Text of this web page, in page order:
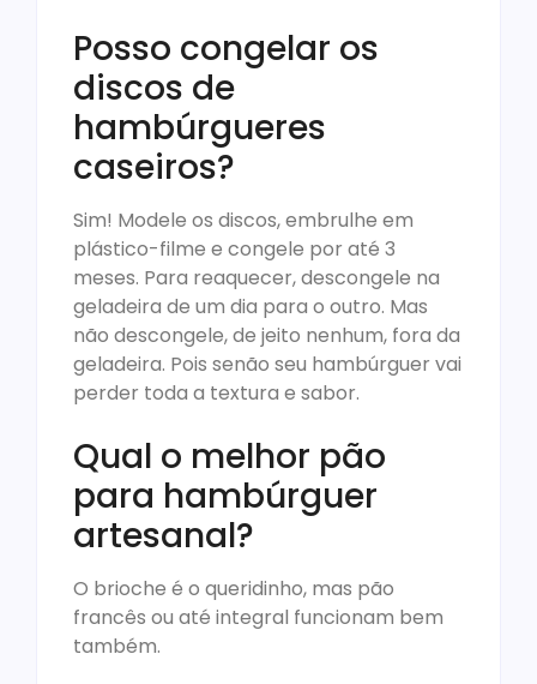
Posso congelar os
discos de
hambúrgueres
caseiros?
Sim! Modele os discos, embrulhe em
plástico-filme e congele por até 3
meses. Para reaquecer, descongele na
geladeira de um dia para o outro. Mas
não descongele, de jeito nenhum, fora da
geladeira. Pois senão seu hambúrguer vai
perder toda a textura e sabor.
Qual o melhor pão
para hambúrguer
artesanal?
O brioche é o queridinho, mas pão
francês ou até integral funcionam bem
também.